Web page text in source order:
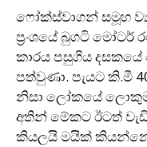
ෆෝක්ස්වාගන් සමූහ
ප‍්‍රංශයේ බුගටි මෝටර්
කාරය පසුගිය
පත්වුණා. පැයට කි.මී
නිසා ලෝකයේ ලොකුම
අතින් මේකට ඊටත්
කියලයි මයික්